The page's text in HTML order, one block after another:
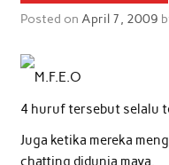
Posted on April 7, 2009
M.F.E.O
4 huruf tersebut selalu
Juga ketika mereka
chatting didunia maya.